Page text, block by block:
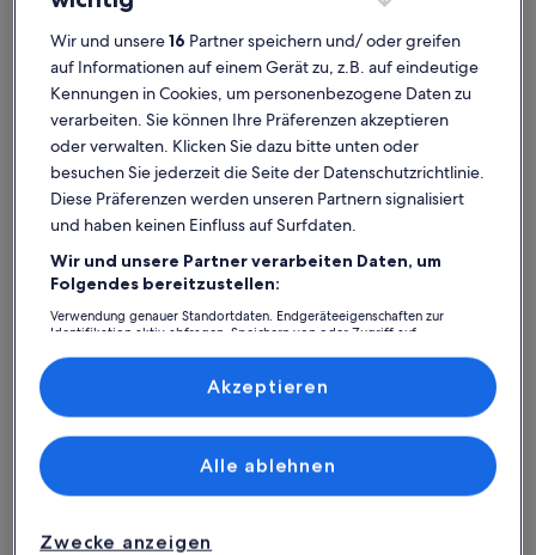
Weitere Infos zu Villa zwischen zwei Meeren zu vermieten
Traumhaft
Wunderbar
wunderbar
7 Bewertungen
(7
Es war wieder traumhaft. Die Vermieter waren wie immer hilfsbereit und
haben alles für uns vorbereitet. Wir haben uns wohlgefühlt und kommen
gern wieder.
Aufenthalt im Feb. 2024
Wir und unsere16 Partner speichern und/ oder greifen
auf Informationen auf einem Gerät zu, z.B. auf eindeutige
Kennungen in Cookies, um personenbezogene Daten zu
verarbeiten. Sie können Ihre Präferenzen akzeptieren
oder verwalten. Klicken Sie dazu bitte unten oder
besuchen Sie jederzeit die Seite der Datenschutzrichtlinie.
Diese Präferenzen werden unseren Partnern signalisiert
und haben keinen Einfluss auf Surfdaten.
Wir und unsere Partner verarbeiten Daten, um
Folgendes bereitzustellen:
Verwendung genauer Standortdaten. Endgeräteeigenschaften zur
Identifikation aktiv abfragen. Speichern von oder Zugriff auf
Inhalte, Messung von Werbeleistung und der Performance von Inhalten,
Zielgruppenforschung sowie Entwicklung und Verbesserung von
Liste der Partner (Lieferanten)
Zwecke anzeigen
Alle ablehnen
Akzeptieren